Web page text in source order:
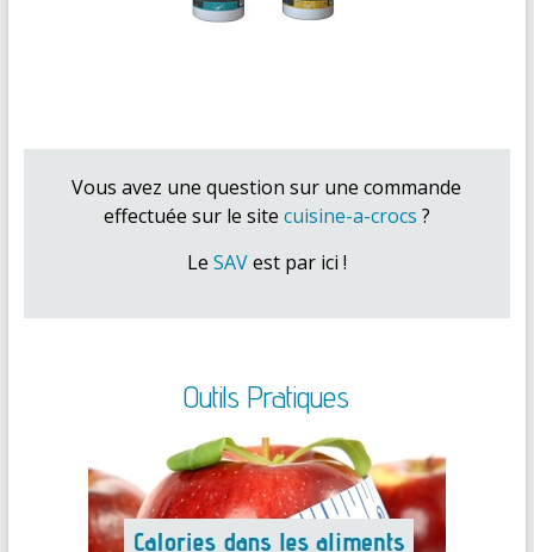
Vous avez une question sur une commande
effectuée sur le site cuisine-a-crocs ?
Le SAVest par ici !
Outils Pratiques